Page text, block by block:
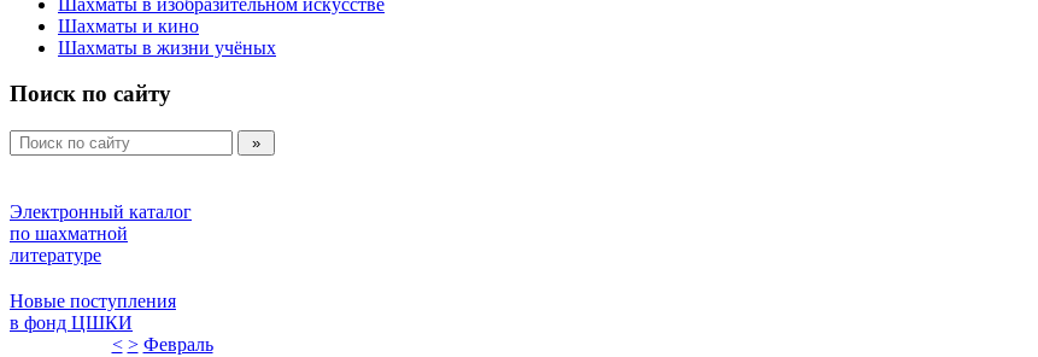
Шахматы и кино
Шахматы в жизни учёных
Поиск по сайту
Электронный каталог
по шахматной
литературе
Новые поступления
в фонд ЦШКИ
< > Февраль